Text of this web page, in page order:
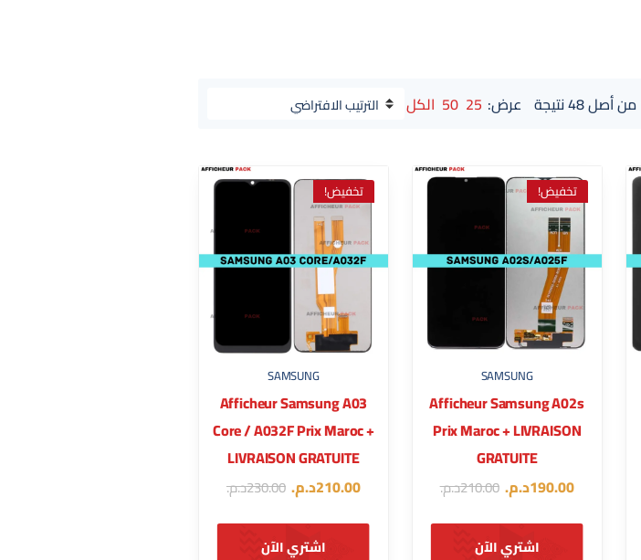
عرض: 25
50 الكل
تخفيض!
SAMSUNG
Afficheur Samsung A02s
Prix Maroc + LIVRAISON
GRATUITE
190.00د.م. 210.00د.م.
اشتري الآن
تخفيض!
SAMSUNG
Afficheur Samsung A03
Core / A032F Prix Maroc +
LIVRAISON GRATUITE
210.00د.م. 230.00د.م.
اشتري الآن